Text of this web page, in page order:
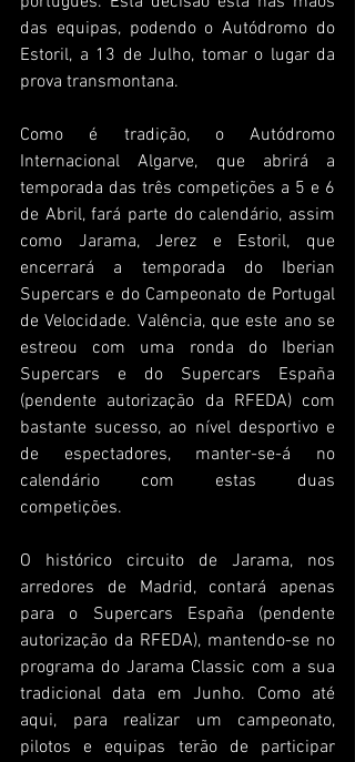
das equipas, podendo o Autódromo do
Estoril, a 13 de Julho, tomar o lugar da
prova transmontana.
Como é tradição, o Autódromo
Internacional Algarve, que abrirá a
temporada das três competições a 5 e 6
de Abril, fará parte do calendário, assim
como Jarama, Jerez e Estoril, que
encerrará a temporada do Iberian
Supercars e do Campeonato de Portugal
de Velocidade. Valência, que este ano se
estreou com uma ronda do Iberian
Supercars e do Supercars España
(pendente autorização da RFEDA) com
bastante sucesso, ao nível desportivo e
de espectadores, manter-se-á no
calendário com estas duas
competições.
O histórico circuito de Jarama, nos
arredores de Madrid, contará apenas
para o Supercars España (pendente
autorização da RFEDA), mantendo-se no
programa do Jarama Classic com a sua
tradicional data em Junho. Como até
aqui, para realizar um campeonato,
pilotos e equipas terão de participar